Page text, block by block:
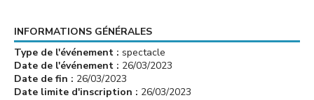
INFORMATIONS GÉNÉRALES
Type de l'événement : spectacle
Date de l'événement : 26/03/2023
Date de fin : 26/03/2023
Date limite d'inscription : 26/03/2023